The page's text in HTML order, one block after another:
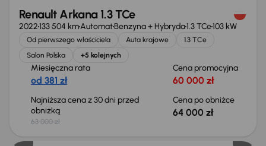
Renault Arkana 1.3 TCe
2022133 504 kmAutomatBenzyna + Hybryda1.3 TCe103 kW
Od pierwszego właściciela Auta krajowe
1.3 TCe
Salon Polska
+5 kolejnych
Miesięczna rata
od 381 zł
Cena promocyjna
60 000 zł
Najniższa cena z 30 dni przed
obniżką
63 000 zł
Cena po obniżce
64 000 zł